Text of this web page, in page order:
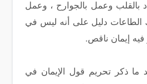
بالقلب وعمل بالجوارح ، وعمل
الطاعات دليل على أنه ليس في
فيه إيمان ناقص‏.
ما ذكر تحريم قول اﻹيمان في